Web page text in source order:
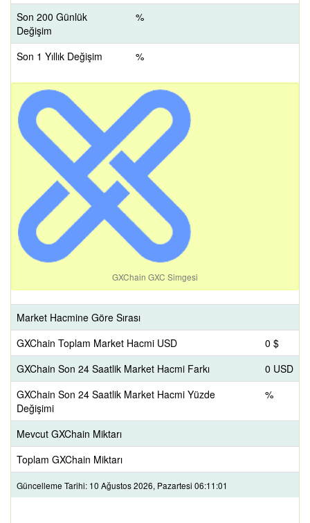
Son 200 Günlük
Değişim
%
Son 1 Yıllık Değişim %
GXChain GXC Simgesi
Market Hacmine Göre Sırası
GXChain Toplam Market Hacmi USD
0 $
GXChain Son 24 Saatlik Market Hacmi Farkı
0 USD
GXChain Son 24 Saatlik Market Hacmi Yüzde
Değişimi
%
Mevcut GXChain Miktarı
Toplam GXChain Miktarı
Güncelleme Tarihi: 10 Ağustos 2026, Pazartesi 06:11:01